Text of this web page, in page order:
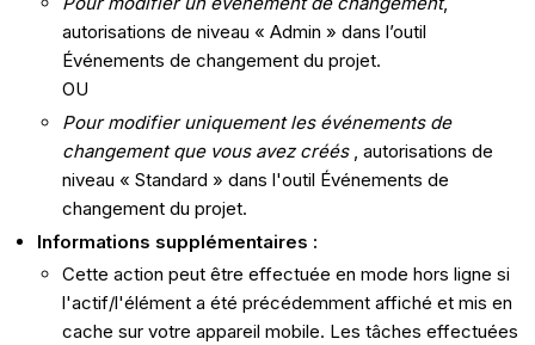
autorisations de niveau « Admin » dans l’outil
Événements de changement du projet.
OU
Pour modifier uniquement les événements de
changement que vous avez créés, autorisations de
niveau « Standard » dans l'outil Événements de
changement du projet.
Informations supplémentaires :
Cette action peut être effectuée en mode hors ligne si
l'actif/l'élément a été précédemment affiché et mis en
cache sur votre appareil mobile. Les tâches effectuées